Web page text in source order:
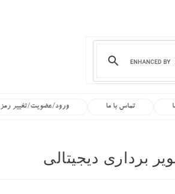
ورود/عضویت/تغییر رمز تماس با ما
برداری دیجیتالی